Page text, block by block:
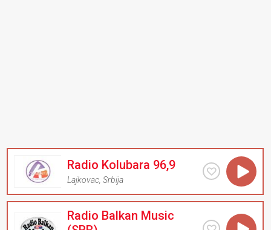
Radio Kolubara 96,9
Lajkovac ,Srbija
Radio Balkan Music